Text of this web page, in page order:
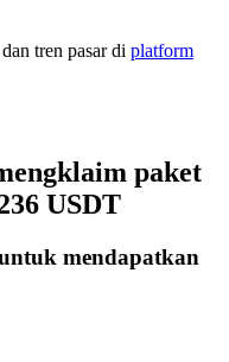
komisi copy trading
tren pasar di platform
paket
USDT
mendapatkan